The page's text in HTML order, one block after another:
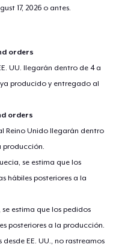
17, 2026 o antes.
orders
UU. llegarán dentro de 4 a
producido y entregado al
orders
Reino Unido llegarán dentro
producción.
se estima que los
hábiles posteriores a la
estima que los pedidos
posteriores a la producción.
EE. UU., no rastreamos